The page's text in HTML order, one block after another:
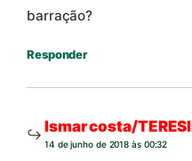
barração?
Responder
Ismar costa/
14 de junho de 2018 às 00:32